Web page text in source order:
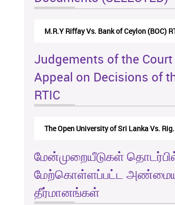
M.R.Y Riffay Vs. Bank of Ceylon (BOC)
Judgements of the
Appeal on Decisions of
RTIC
The Open University of Sri Lanka Vs.
மேன்முறையீடுகள்
மேற்கொள்ளப்பட்ட
தீர்மானங்கள்